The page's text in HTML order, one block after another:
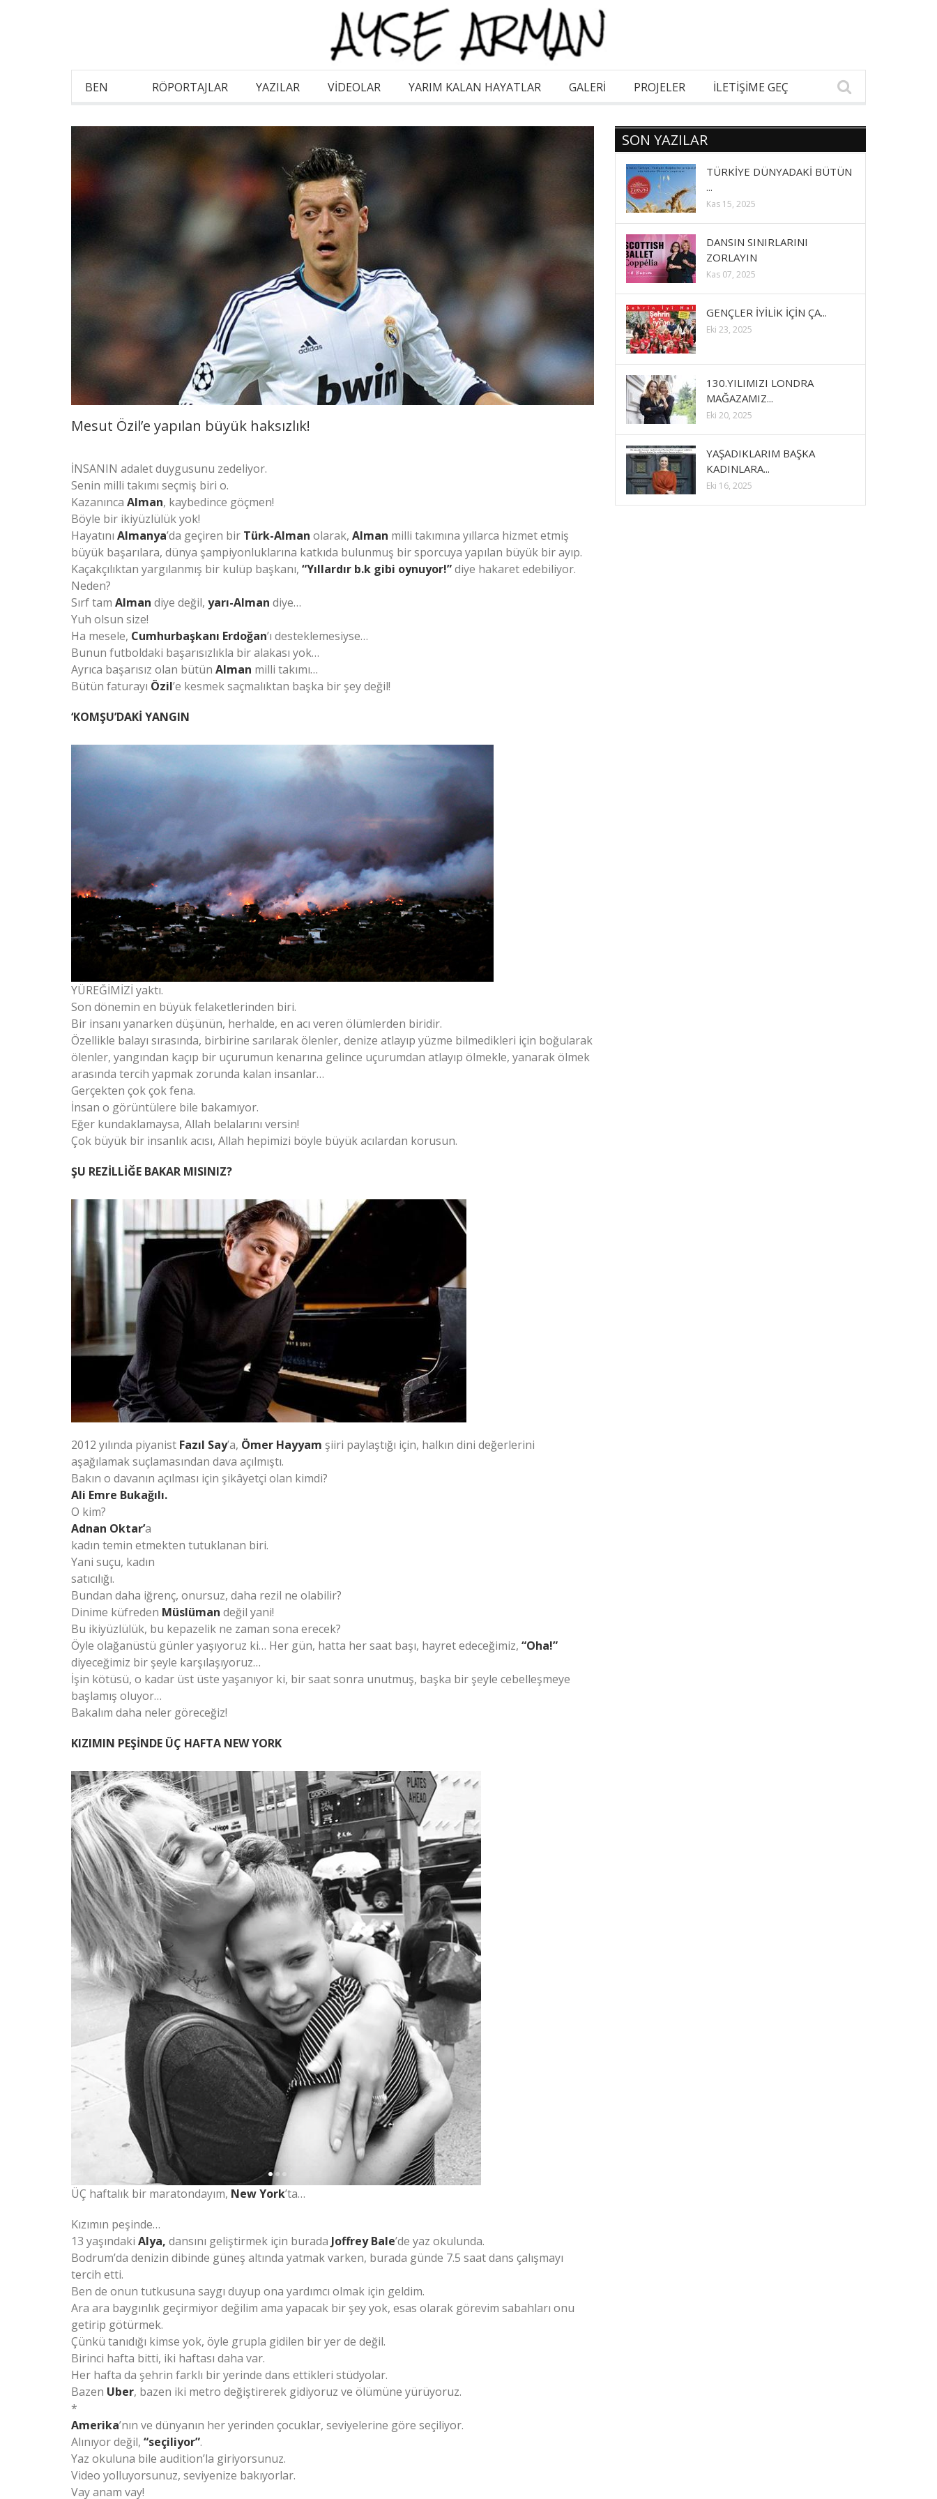
BEN RÖPORTAJLAR YAZILAR VİDEOLAR YARIM KALAN HAYATLAR GALERI PROJELER İLETİŞİME GEÇ
Mesut Özil’e yapılan büyük haksızlık!
İNSANIN adalet duygusunu zedeliyor.
Senin milli takımı seçmiş biri o.
Kazanınca Alman, kaybedince göçmen!
Böyle bir ikiyüzlülük yok!
Hayatını Almanya’da geçiren bir Türk-Alman olarak, Alman milli takımına yıllarca hizmet etmiş
büyük başarılara, dünya şampiyonluklarına katkıda bulunmuş bir sporcuya yapılan büyük bir ayıp.
Kaçakçılıktan yargılanmış bir kulüp başkanı, “Yıllardır b.k gibi oynuyor!”diye hakaret edebiliyor.
Neden?
Sırf tam Alman diye değil, yarı-Alman diye…
Yuh olsun size!
Ha mesele, Cumhurbaşkanı Erdoğan’ı desteklemesiyse…
Bunun futboldaki başarısızlıkla bir alakası yok…
Ayrıca başarısız olan bütün Alman milli takımı…
Bütün faturayı Özil’e kesmek saçmalıktan başka bir şey değil!
‘KOMŞU’DAKİ YANGIN
YÜREĞİMİZİ yaktı.
Son dönemin en büyük felaketlerinden biri.
Bir insanı yanarken düşünün, herhalde, en acı veren ölümlerden biridir.
Özellikle balayı sırasında, birbirine sarılarak ölenler, denize atlayıp yüzme bilmedikleri için boğularak
ölenler, yangından kaçıp bir uçurumun kenarına gelince uçurumdan atlayıp ölmekle, yanarak ölmek
arasında tercih yapmak zorunda kalan insanlar…
Gerçekten çok çok fena.
İnsan o görüntülere bile bakamıyor.
Eğer kundaklamaysa, Allah belalarını versin!
Çok büyük bir insanlık acısı, Allah hepimizi böyle büyük acılardan korusun.
ŞU REZİLLİĞE BAKAR MISINIZ?
2012 yılında piyanist Fazıl Say’a, Ömer Hayyam şiiri paylaştığı için, halkın dini değerlerini
aşağılamak suçlamasından dava açılmıştı.
Bakın o davanın açılması için şikâyetçi olan kimdi?
Ali Emre Bukağılı.
O kim?
Adnan Oktar’a
kadın temin etmekten tutuklanan biri.
Yani suçu, kadın
satıcılığı.
Bundan daha iğrenç, onursuz, daha rezil ne olabilir?
Dinime küfreden Müslüman değil yani!
Bu ikiyüzlülük, bu kepazelik ne zaman sona erecek?
Öyle olağanüstü günler yaşıyoruz ki… Her gün, hatta her saat başı, hayret edeceğimiz, “Oha!”
diyeceğimiz bir şeyle karşılaşıyoruz…
İşin kötüsü, o kadar üst üste yaşanıyor ki, bir saat sonra unutmuş, başka bir şeyle cebelleşmeye
başlamış oluyor…
Bakalım daha neler göreceğiz!
KIZIMIN PEŞİNDE ÜÇ HAFTA NEW YORK
ÜÇ haftalık bir maratondayım, New York’ta…
Kızımın peşinde…
13 yaşındaki Alya, dansını geliştirmek için burada Joffrey Bale’de yaz okulunda.
Bodrum’da denizin dibinde güneş altında yatmak varken, burada günde 7.5 saat dans çalışmayı
tercih etti.
Ben de onun tutkusuna saygı duyup ona yardımcı olmak için geldim.
Ara ara baygınlık geçirmiyor değilim ama yapacak bir şey yok, esas olarak görevim sabahları onu
getirip götürmek.
Çünkü tanıdığı kimse yok, öyle grupla gidilen bir yer de değil.
Birinci hafta bitti, iki haftası daha var.
Her hafta da şehrin farklı bir yerinde dans ettikleri stüdyolar.
Bazen Uber, bazen iki metro değiştirerek gidiyoruz ve ölümüne yürüyoruz.
*
Amerika’nın ve dünyanın her yerinden çocuklar, seviyelerine göre seçiliyor.
Alınıyor değil, “seçiliyor”.
Yaz okuluna bile audition’la giriyorsunuz.
Video yolluyorsunuz, seviyenize bakıyorlar.
Vay anam vay!
SON YAZILAR
TÜRKİYE DÜNYADAKİ BÜTÜN
...
Kas 15, 2025
DANSIN SINIRLARINI
ZORLAYIN
Kas 07, 2025
GENÇLER İYİLİK İÇİN ÇA...
Eki 23, 2025
130.YILIMIZI LONDRA
MAĞAZAMIZ...
Eki 20, 2025
YAŞADIKLARIM BAŞKA
KADINLARA...
Eki 16, 2025